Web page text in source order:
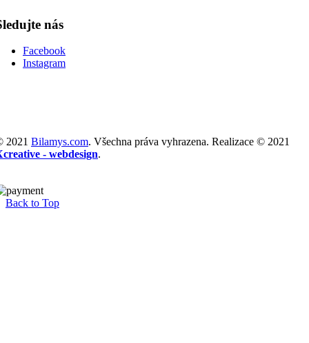
nás
Facebook
Instagram
2021 Bilamys.com. Všechna práva vyhrazena. Realizace © 2021
- webdesign.
Back to Top